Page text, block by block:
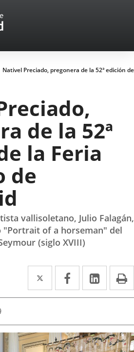
Nativel Preciado, pregonera de la 52ª edición de
de la 52ª
la Feria
de
vallisoletano, Julio Falagán,
"Portrait of a horseman" del
(siglo XVIII)
Twitter
Enlace
a
aplicación
externa.
Facebook
Enlace
a
aplicación
externa.
Enlace
a